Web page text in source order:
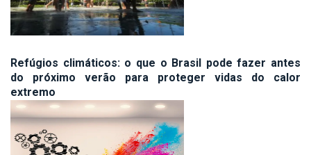
Refúgios climáticos: o que o Brasil pode fazer antes
do próximo verão para proteger vidas do calor
extremo